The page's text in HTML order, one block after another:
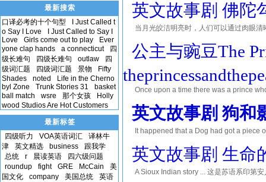
英文故事剧 佛陀
当月光皎洁明亮时，人们可以通过肉眼
度，月亮更是一切美好
公主与豌豆The
Once upon a time there was a prince
over the world to find one, but
英文故事剧 狗和
It happened that a Dog had got a piece
英文故事剧 生命
A Sioux Indian story ... 这是苏语系印第
最新搜索
口译必考的十个句型
I Just Called t
o Say I Love
I Just Called to Say I
Love
Girls come out to play
Ever
yone clap hands
a connecticut
四
级长难句
四级长难句 outlaw
四
级词汇题
四级词汇题 景物
Fifty
Shades
noted
Life in the Cherno
byl Zone
Trunk Stories 31
basket
ball match
wsre 那个女孩
Holly
wood Studios Are Hot Customers
最新标签
四级听力
VOA英语词汇
译林牛
津
英文精选 business
跟我学
总统
r 晨读英语
四六级问题
roundup
fight GRE McCain
美
国文化
company 美国总统
英语